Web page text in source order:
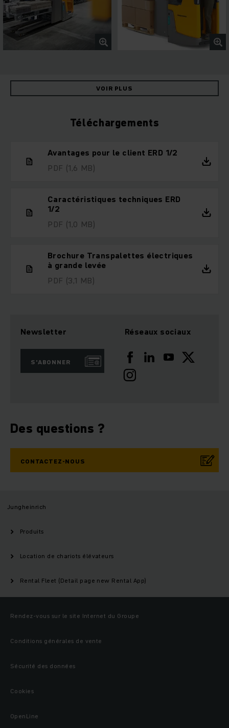
VOIR PLUS
Téléchargements
Avantages pour le client ERD 1/2
PDF (1,6 MB)
Caractéristiques techniques ERD
1/2
PDF (1,0 MB)
Brochure Transpalettes électriques
à grande levée
PDF (3,1 MB)
Newsletter
S'ABONNER
Réseaux sociaux
Des questions ?
CONTACTEZ-NOUS
Jungheinrich
Produits
Location de chariots élévateurs
Rental Fleet (Detail page new Rental App)
Rendez-vous sur le site Internet du Groupe
Conditions générales de vente
Sécurité des données
Cookies
OpenLine